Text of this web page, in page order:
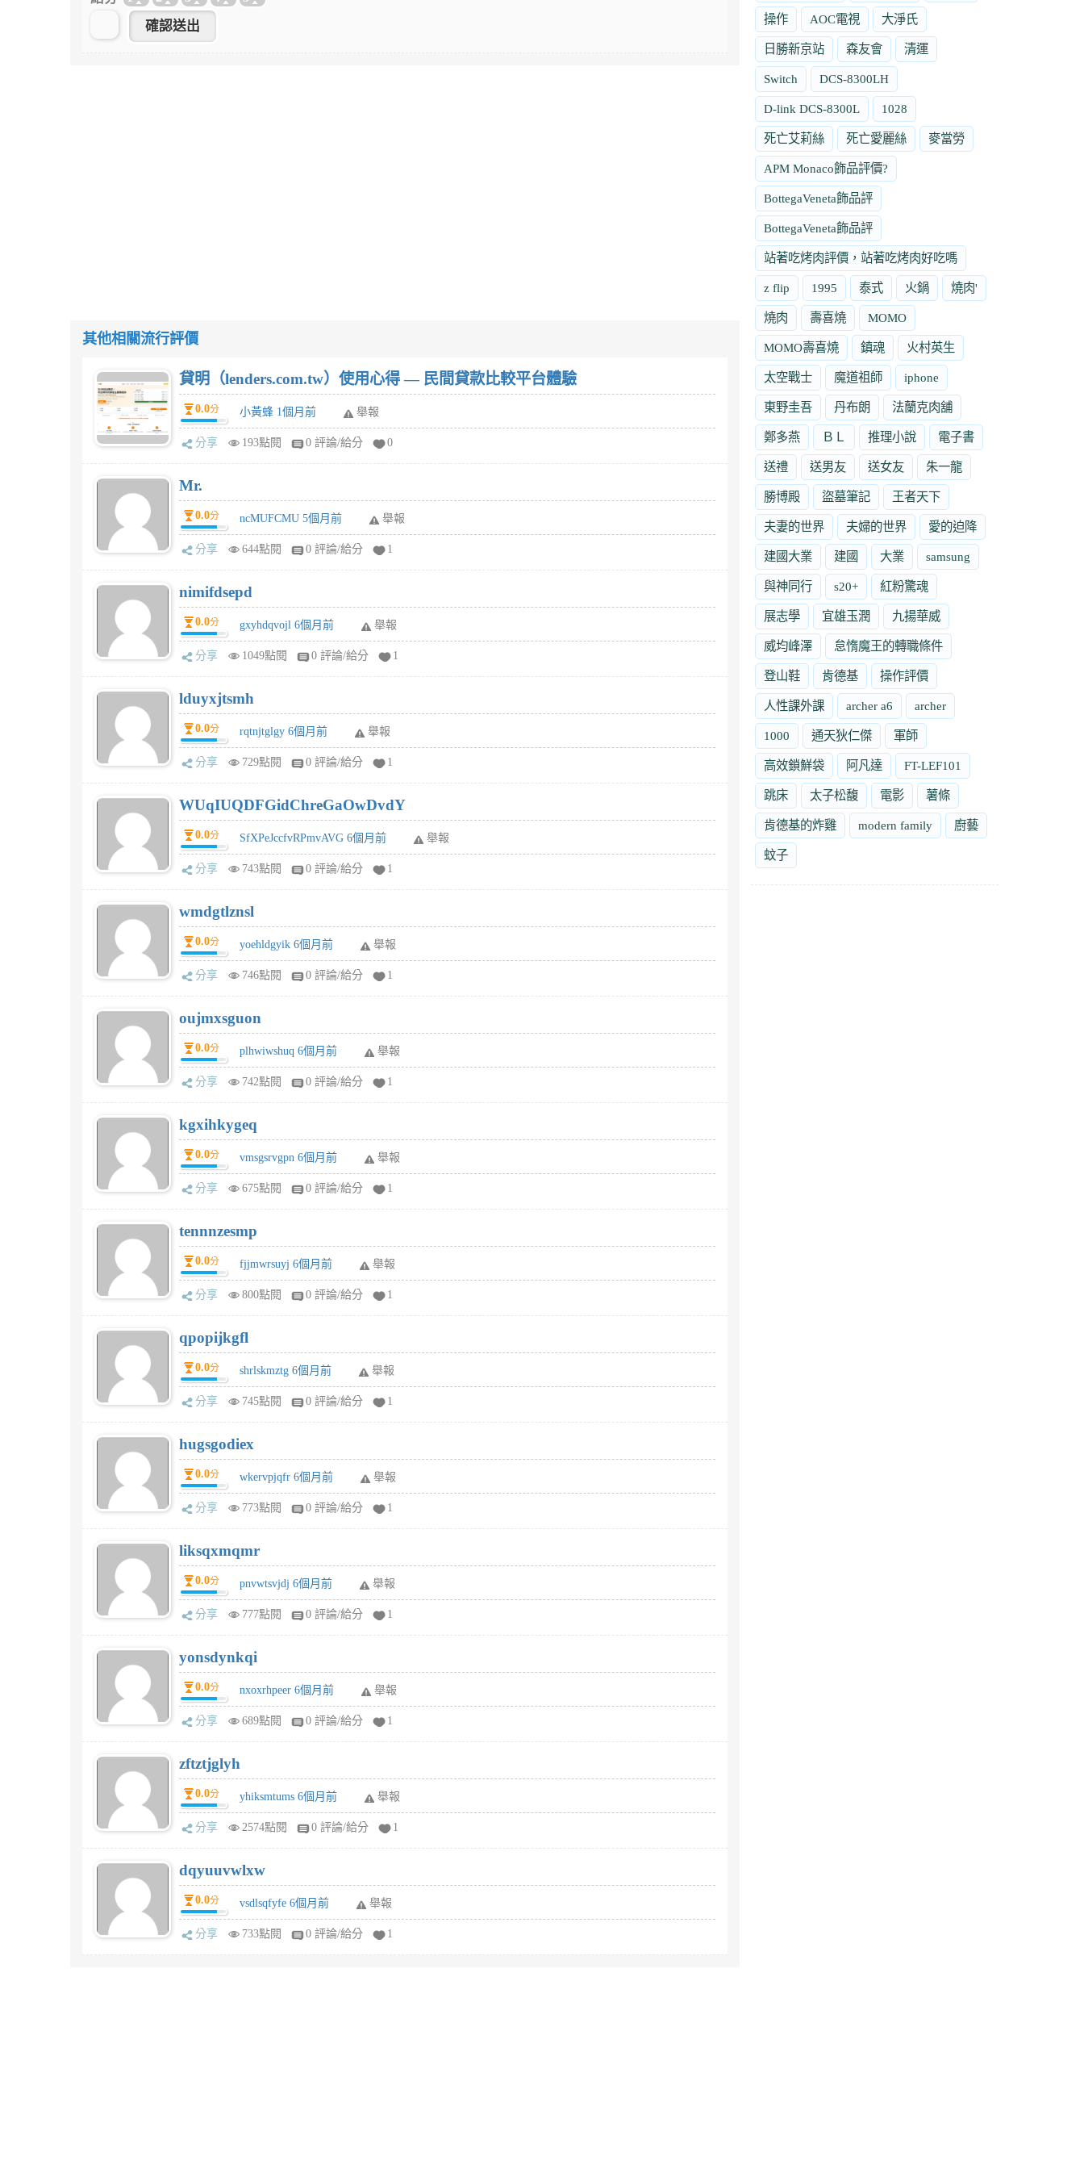
其他相關流行評價
貸明（lenders.com.tw）使用心得 — 民間貸款比較平台體驗
0.0分 小黃蜂 1個月前 舉報
分享 193點閱 0 評論/給分 0
Mr.
0.0分 ncMUFCMU 5個月前 舉報
分享 644點閱 0 評論/給分 1
nimifdsepd
0.0分 gxyhdqvojl 6個月前 舉報
分享 1049點閱 0 評論/給分 1
lduyxjtsmh
0.0分 rqtnjtglgy 6個月前 舉報
分享 729點閱 0 評論/給分 1
WUqIUQDFGidChreGaOwDvdY
0.0分 SfXPeJccfvRPmvAVG 6個月前 舉報
分享 743點閱 0 評論/給分 1
wmdgtlznsl
0.0分 yoehldgyik 6個月前 舉報
分享 746點閱 0 評論/給分 1
oujmxsguon
0.0分 plhwiwshuq 6個月前 舉報
分享 742點閱 0 評論/給分 1
kgxihkygeq
0.0分 vmsgsrvgpn 6個月前 舉報
分享 675點閱 0 評論/給分 1
tennnzesmp
0.0分 fjjmwrsuyj 6個月前 舉報
分享 800點閱 0 評論/給分 1
qpopijkgfl
0.0分 shrlskmztg 6個月前 舉報
分享 745點閱 0 評論/給分 1
hugsgodiex
0.0分 wkervpjqfr 6個月前 舉報
分享 773點閱 0 評論/給分 1
liksqxmqmr
0.0分 pnvwtsvjdj 6個月前 舉報
分享 777點閱 0 評論/給分 1
yonsdynkqi
0.0分 nxoxrhpeer 6個月前 舉報
分享 689點閱 0 評論/給分 1
zftztjglyh
0.0分 yhiksmtums 6個月前 舉報
分享 2574點閱 0 評論/給分 1
dqyuuvwlxw
0.0分 vsdlsqfyfe 6個月前 舉報
分享 733點閱 0 評論/給分 1
操作 AOC電視 大淨氏
日勝新京站 森友會 清運
Switch DCS-8300LH
D-link DCS-8300L 1028
死亡艾莉絲 死亡愛麗絲 麥當勞
APM Monaco飾品評價?
BottegaVeneta飾品評
BottegaVeneta飾品評
站著吃烤肉評價，站著吃烤肉好吃嗎
z flip 1995 泰式 火鍋 燒肉'
燒肉 壽喜燒 MOMO
MOMO壽喜燒 鎮魂 火村英生
太空戰士 魔道祖師 iphone
東野圭吾 丹布朗 法蘭克肉舖
鄭多燕 ＢＬ 推理小說 電子書
送禮 送男友 送女友 朱一龍
勝博殿 盜墓筆記 王者天下
夫妻的世界 夫婦的世界 愛的迫降
建國大業 建國 大業 samsung
與神同行 s20+ 紅粉驚魂
展志學 宜雄玉潤 九揚華威
威均峰澤 怠惰魔王的轉職條件
登山鞋 肯德基 操作評價
人性課外課 archer a6 archer
1000 通天狄仁傑 軍師
高效鎖鮮袋 阿凡達 FT-LEF101
跳床 太子松馥 電影 薯條
肯德基的炸雞 modern family 廚藝
蚊子